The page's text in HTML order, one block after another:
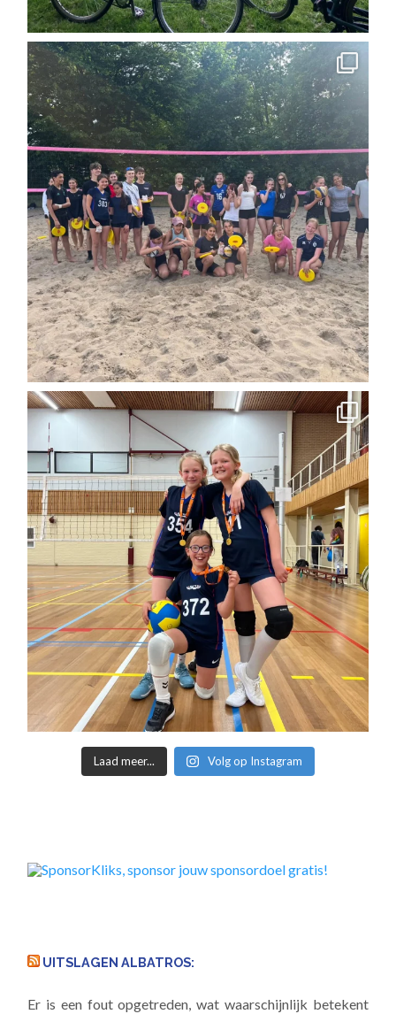
Laad meer... Volg op Instagram
UITSLAGEN ALBATROS:
Er is een fout opgetreden, wat waarschijnlijk betekent